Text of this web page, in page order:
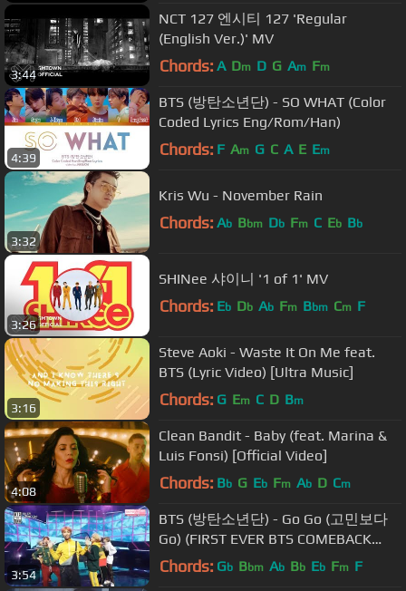
3:44
NCT 127 엔시티 127 'Regular
(English Ver.)' MV
Chords: A Dm D G Am Fm
4:39
BTS (방탄소년단) - SO WHAT (Color
Coded Lyrics Eng/Rom/Han)
Chords: F Am G C A E Em
3:32
Kris Wu - November Rain
Chords: Ab Bbm Db Fm C Eb Bb
3:26
SHINee 샤이니 '1 of 1' MV
Chords: Eb Db Ab Fm Bbm Cm F
3:16
Steve Aoki - Waste It On Me feat.
BTS (Lyric Video) [Ultra Music]
Chords: G Em C D Bm
4:08
Clean Bandit - Baby (feat. Marina &
Luis Fonsi) [Official Video]
Chords: Bb G Eb Fm Ab D Cm
3:54
BTS (방탄소년단) - Go Go (고민보다
Go) (FIRST EVER BTS COMEBACK
SHOW)
Chords: Gb Bbm Ab Bb Eb Fm F